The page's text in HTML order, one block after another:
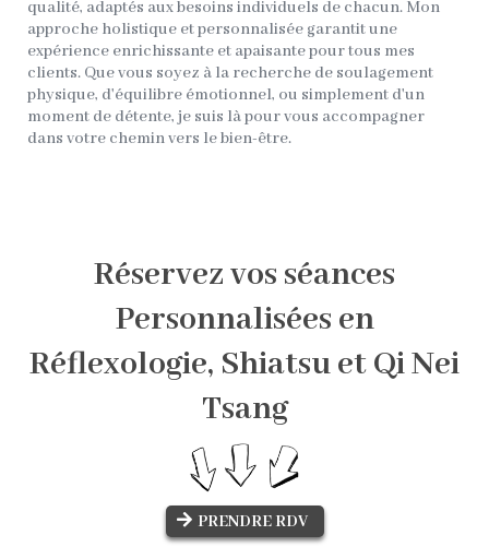
qualité, adaptés aux besoins individuels de chacun. Mon
approche holistique et personnalisée garantit une
expérience enrichissante et apaisante pour tous mes
clients. Que vous soyez à la recherche de soulagement
physique, d'équilibre émotionnel, ou simplement d'un
moment de détente, je suis là pour vous accompagner
dans votre chemin vers le bien-être.
Réservez vos séances
Personnalisées en
Réflexologie, Shiatsu et Qi Nei
Tsang
PRENDRE RDV